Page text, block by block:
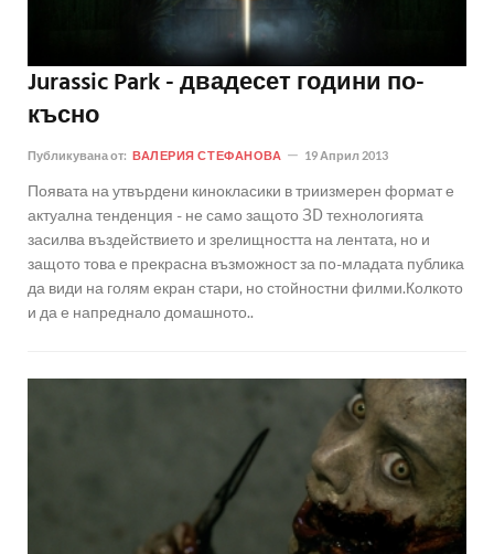
Jurassic Park - двадесет години по-
късно
Публикувана от: ВАЛЕРИЯ СТЕФАНОВА 19 Април 2013
Появата на утвърдени кинокласики в триизмерен формат е
актуална тенденция - не само защото 3D технологията
засилва въздействието и зрелищността на лентата, но и
защото това е прекрасна възможност за по-младата публика
да види на голям екран стари, но стойностни филми.Колкото
и да е напреднало домашното..